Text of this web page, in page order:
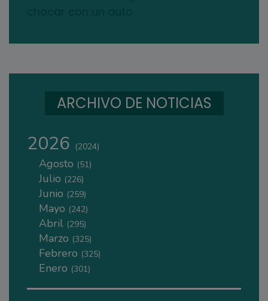
ARCHIVO DE NOTICIAS
2026 (2024)
Agosto (51)
Julio (226)
Junio (259)
Mayo (242)
Abril (295)
Marzo (325)
Febrero (325)
Enero (301)